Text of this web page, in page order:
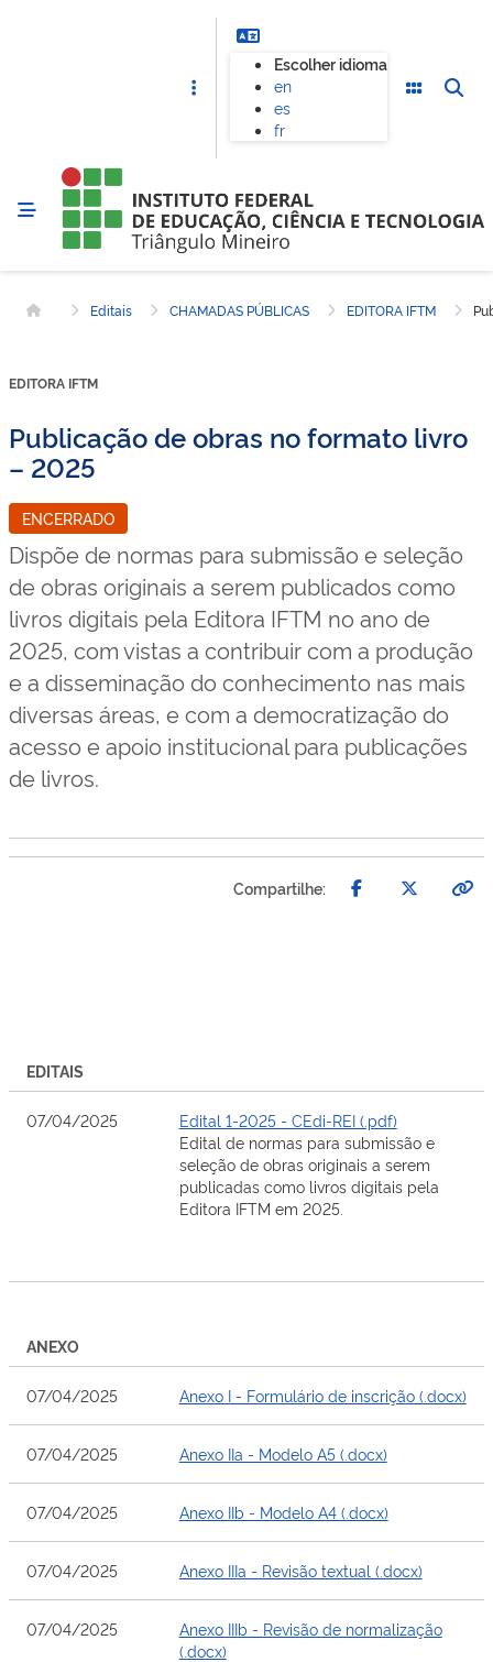
Escolher idioma
en
es
fr
Página inicial
Editais CHAMADAS PÚBLICAS EDITORA IFTM
EDITORA IFTM
Publicação de obras no formato livro
– 2025
ENCERRADO
Dispõe de normas para submissão e seleção
de obras originais a serem publicados como
livros digitais pela Editora IFTM no ano de
2025, com vistas a contribuir com a produção
e a disseminação do conhecimento nas mais
diversas áreas, e com a democratização do
acesso e apoio institucional para publicações
de livros.
Compartilhe:
EDITAIS
07/04/2025
Edital 1-2025 - CEdi-REI (.pdf)
Edital de normas para submissão e
seleção de obras originais a serem
publicadas como livros digitais pela
Editora IFTM em 2025.
ANEXO
07/04/2025 Anexo I - Formulário de inscrição (.docx)
07/04/2025 Anexo IIa - Modelo A5 (.docx)
07/04/2025 Anexo IIb - Modelo A4 (.docx)
07/04/2025 Anexo IIIa - Revisão textual (.docx)
07/04/2025
Anexo IIIb - Revisão de normalização
(.docx)